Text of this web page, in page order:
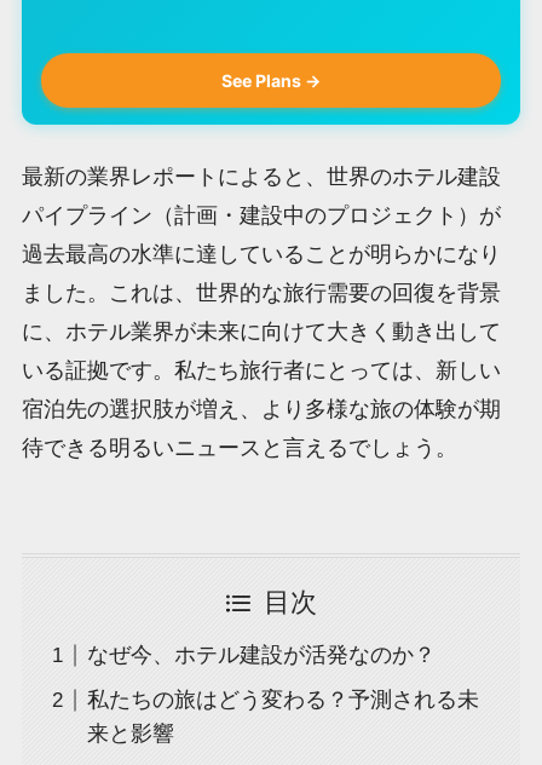
See Plans →
最新の業界レポートによると、世界のホテル建設
パイプライン（計画・建設中のプロジェクト）が
過去最高の水準に達していることが明らかになり
ました。これは、世界的な旅行需要の回復を背景
に、ホテル業界が未来に向けて大きく動き出して
いる証拠です。私たち旅行者にとっては、新しい
宿泊先の選択肢が増え、より多様な旅の体験が期
待できる明るいニュースと言えるでしょう。
目次
なぜ今、ホテル建設が活発なのか？
私たちの旅はどう変わる？予測される未
来と影響